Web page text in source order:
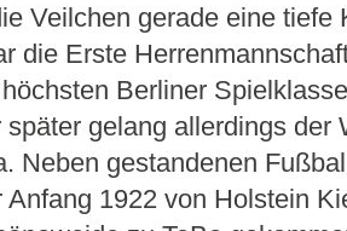
Veilchen gerade eine tiefe
die Erste
Berliner
später gelang allerdings der
Neben gestandenen
Anfang 1922 von Holstein